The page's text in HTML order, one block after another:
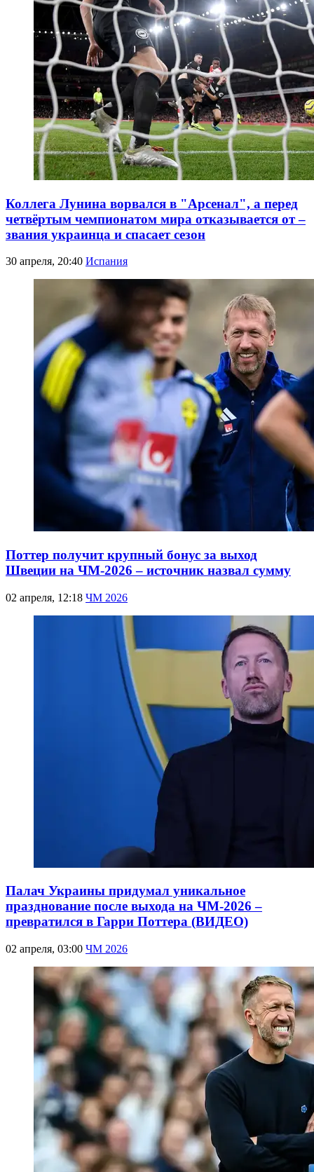
Коллега Лунина ворвался в "Арсенал", а перед
четвёртым чемпионатом мира отказывается от –
звания украинца и спасает сезон
30 апреля, 20:40 Испания
Поттер получит крупный бонус за выход
Швеции на ЧМ-2026 – источник назвал сумму
02 апреля, 12:18 ЧМ 2026
Палач Украины придумал уникальное
празднование после выхода на ЧМ-2026 –
превратился в Гарри Поттера (ВИДЕО)
02 апреля, 03:00 ЧМ 2026